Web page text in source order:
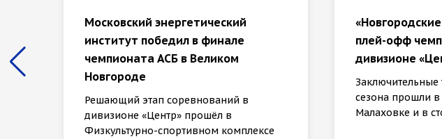
Московский энергетический
институт победил в финале
чемпионата АСБ в Великом
Новгороде
Решающий этап соревнований в
дивизионе «Центр» прошёл в
Физкультурно-спортивном комплексе
плей-офф
дивизионе
Заключительные
сезона прошли
Малаховке и в